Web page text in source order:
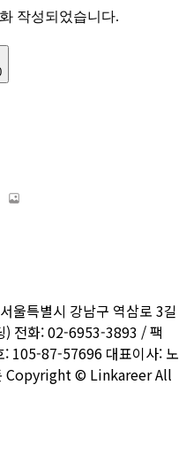
작성되었습니다.
울특별시 강남구 역삼로 3길
) 전화: 02-6953-3893 / 팩
105-87-57696 대표이사: 노
Copyright © Linkareer All